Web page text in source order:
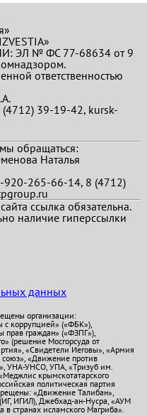
ЭЛ № ФС 77-68634 от 9
ответственностью
39-19-42, kursk-
обращаться:
Наталья
920-265-66-14, 8 (4712)
ссылка обязательна.
наличие гиперссылки
данных
организации:
с коррупцией» («ФБК»),
прав граждан» («ФЗПГ»),
(решение Мосгорсуда от
«Свидетели Иеговы», «Армия
«Движение против
УНА-УНСО, УПА, «Тризуб им.
крымскотатарского
политическая партия
«Движение Талибан»,
ИГИЛ), Джебхад-ан-Нусра, «АУМ
странах исламского Магриба».